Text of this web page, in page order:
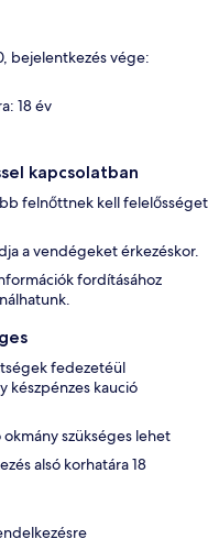
bejelentkezés vége:
18 év
kapcsolatban
felnőttnek kell felelősséget
a vendégeket érkezéskor.
fordításához
fedezetéül
készpénzes kaució
szükséges lehet
alsó korhatára 18